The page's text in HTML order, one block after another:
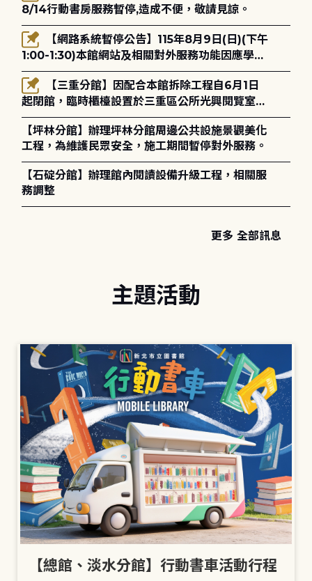
8/14行動書房服務暫停,造成不便，敬請見諒。
1:00-1:30)本館網站及相關對外服務功能因應學術
網路升級更新將暫停服務。
起閉館，臨時櫃檯設置於三重區公所光興閱覽室，
造成不便，敬請見諒。
【坪林分館】辦理坪林分館周邊公共設施景觀美化
工程，為維護民眾安全，施工期間暫停對外服務。
【石碇分館】辦理館內閱讀設備升級工程，相關服
務調整
更多 全部訊息
主題活動
【總館、淡水分館】行動書車活動行程